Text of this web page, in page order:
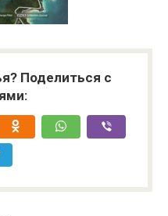
Поделиться с